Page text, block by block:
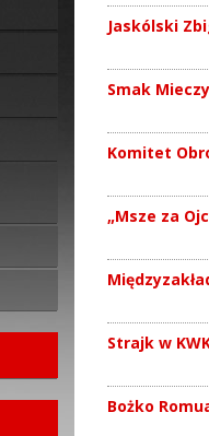
Jaskólski
Smak
Komitet
„Msze za
Strajk w
Bożko